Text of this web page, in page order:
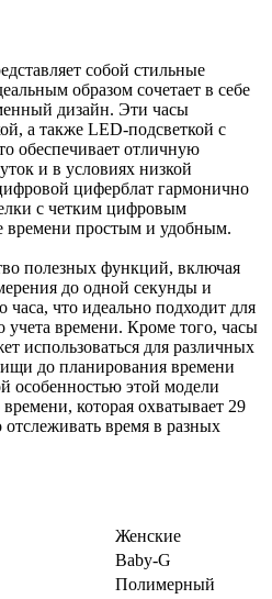
собой стильные
образом сочетает в себе
дизайн. Эти часы
а также LED-подсветкой с
обеспечивает отличную
и в условиях низкой
циферблат гармонично
с четким цифровым
времени простым и удобным.
полезных функций, включая
до одной секунды и
что идеально подходит для
учета времени. Кроме того, часы
использоваться для различных
до планирования времени
особенностью этой модели
которая охватывает 29
отслеживать время в разных
Женские
Baby-G
Полимерный